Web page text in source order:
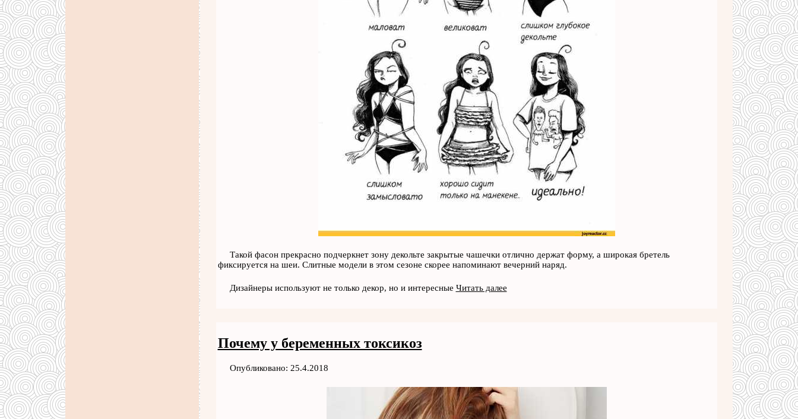
Такой фасон прекрасно подчеркнет зону декольте закрытые чашечки отлично держат форму, а широкая бретель
фиксируется на шеи. Слитные модели в этом сезоне скорее напоминают вечерний наряд.
Дизайнеры используют не только декор, но и интересные Читать далее
Почему у беременных токсикоз
Опубликовано: 25.4.2018